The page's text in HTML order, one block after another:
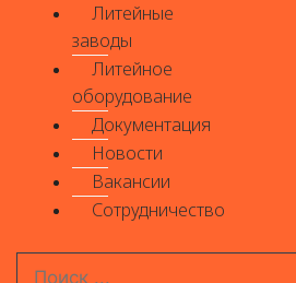
Литейные
заводы
Литейное
оборудование
Документация
Новости
Вакансии
Сотрудничество